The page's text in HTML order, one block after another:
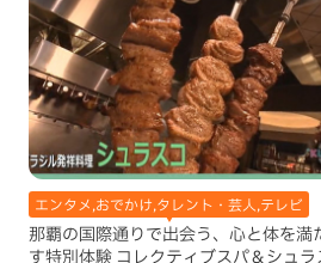
エンタメ,おでかけ,タレント・芸人,テレビ
那覇の国際通りで出会う、心と体を満
す特別体験 コレクティブスパ＆シュラ